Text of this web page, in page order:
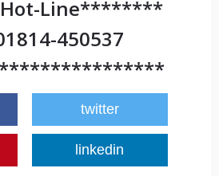
Line********
450537
twitter
linkedin